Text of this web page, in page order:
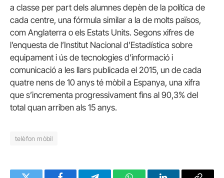
a classe per part dels alumnes depèn de la política de
cada centre, una fórmula similar a la de molts països,
com Anglaterra o els Estats Units. Segons xifres de
l’enquesta de l’Institut Nacional d’Estadística sobre
equipament i ús de tecnologies d’informació i
comunicació a les llars publicada el 2015, un de cada
quatre nens de 10 anys té mòbil a Espanya, una xifra
que s’incrementa progressivament fins al 90,3% del
total quan arriben als 15 anys.
telèfon mòbil